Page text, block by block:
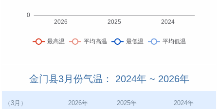
金门县3月份气温： 2024年 ~ 2026年
（3月） 2026年 2025年 2024年